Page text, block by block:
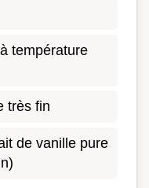
température
très fin
de vanille pure